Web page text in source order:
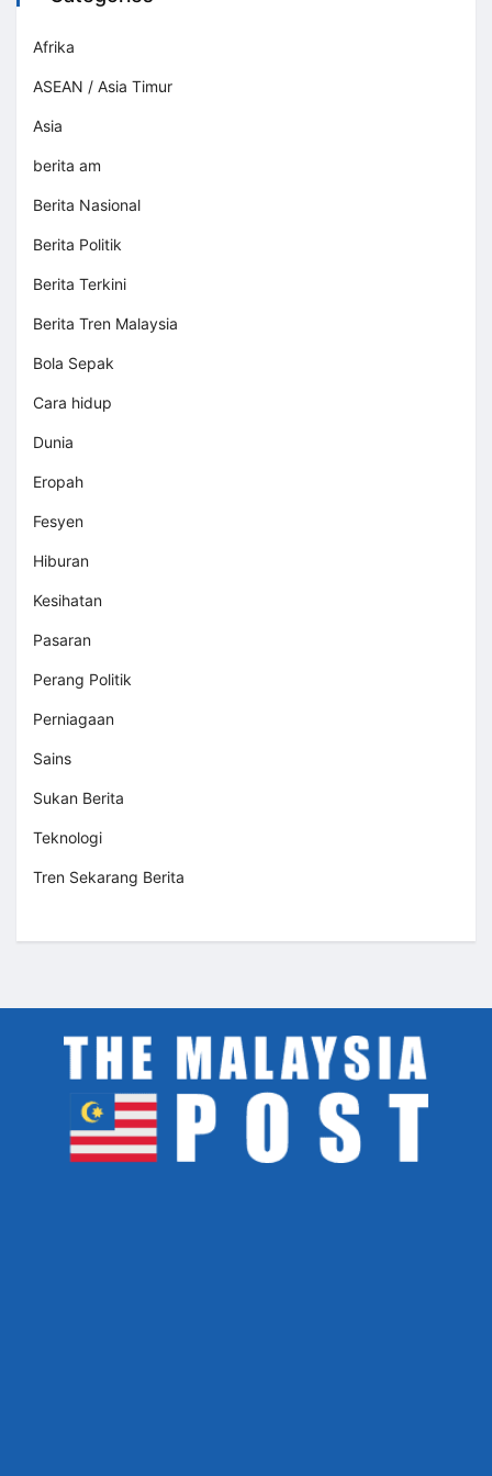
Afrika
ASEAN / Asia Timur
Asia
berita am
Berita Nasional
Berita Politik
Berita Terkini
Berita Tren Malaysia
Bola Sepak
Cara hidup
Dunia
Eropah
Fesyen
Hiburan
Kesihatan
Pasaran
Perang Politik
Perniagaan
Sains
Sukan Berita
Teknologi
Tren Sekarang Berita